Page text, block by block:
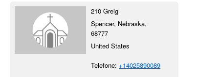
210 Greig
Spencer, Nebraska,
68777
United States
Telefone:+14025890089